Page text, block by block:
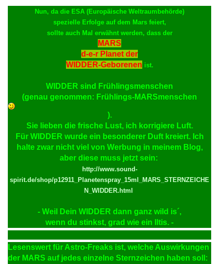
Nun, da die ESA (Europäische Weltraumbehörde)
spezielle Erfolge auf dem Mars feiert,
sollte auch Mal erwähnt werden, dass der
MARS
d-e-r Planet der
WIDDER-Geborenen ist.
WIDDER sind Frühlingsmenschen
(genau genommen: Frühlings-MARSmenschen
).
Sie lieben die frische Lust, ich korrigiere Luft.
Für WIDDER wurde ein besonderer Duft kreiert. Ich
halte zwar nicht viel von Werbung in meinem Blog,
aber diese muss jetzt sein:
http://www.sound-
spirit.de/shop/p12911_Planetenspray_15ml_MARS_STERNZEICHE
N_WIDDER.html
- Weil Dein WIDDER dann ganz wild is´,
wenn du stinkst, grad wie ein Iltis. -
Lesenswert für Astro-Freaks ist, welche Auswirkungen
der MARS auf jedes einzelne Sternzeichen haben soll: